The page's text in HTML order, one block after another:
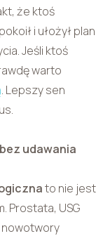
że ktoś
i ułożył plan
Jeśli ktoś
warto
. Lepszy sen
udawania
to nie jest
Prostata, USG
nowotwory